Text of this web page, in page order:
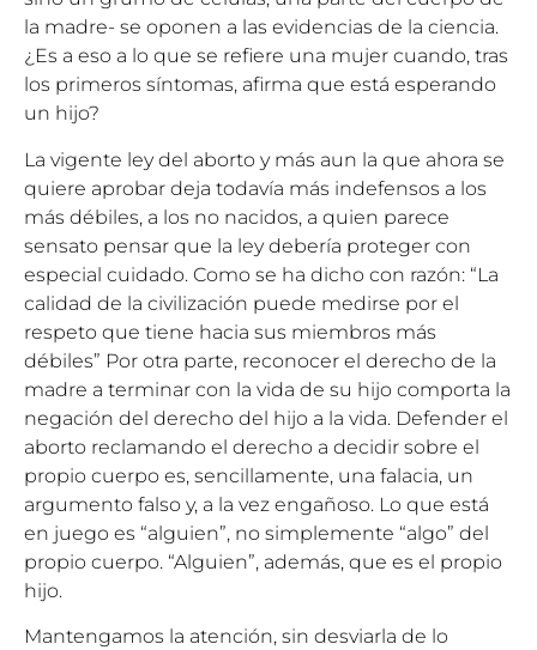
la madre- se oponen a las evidencias de la ciencia.
¿Es a eso a lo que se refiere una mujer cuando, tras
los primeros síntomas, afirma que está esperando
un hijo?
La vigente ley del aborto y más aun la que ahora se
quiere aprobar deja todavía más indefensos a los
más débiles, a los no nacidos, a quien parece
sensato pensar que la ley debería proteger con
especial cuidado. Como se ha dicho con razón: “La
calidad de la civilización puede medirse por el
respeto que tiene hacia sus miembros más
débiles” Por otra parte, reconocer el derecho de la
madre a terminar con la vida de su hijo comporta la
negación del derecho del hijo a la vida. Defender el
aborto reclamando el derecho a decidir sobre el
propio cuerpo es, sencillamente, una falacia, un
argumento falso y, a la vez engañoso. Lo que está
en juego es “alguien”, no simplemente “algo” del
propio cuerpo. “Alguien”, además, que es el propio
hijo.
Mantengamos la atención, sin desviarla de lo